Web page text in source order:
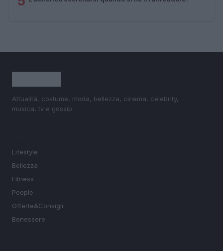
Attualità, costume, moda, bellezza, cinema, celebrity,
musica, tv e gossip.
Lifestyle
Bellezza
Fitness
People
Offerte&Consigli
Benessere